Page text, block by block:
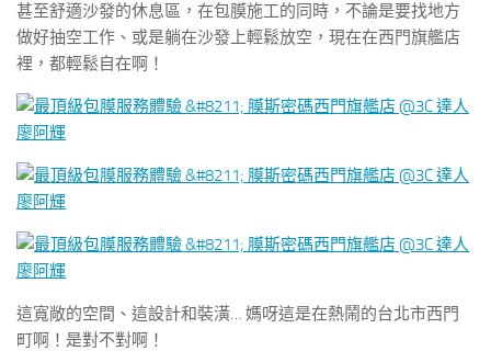
甚至舒適沙發的休息區，在包膜施工的同時，不論是要找地方
做好抽空工作、或是躺在沙發上輕鬆放空，現在在西門旗艦店
裡，都輕鬆自在啊！
這寬敞的空間、這設計和裝潢… 媽呀這是在熱鬧的台北市西門
町啊！是對不對啊！